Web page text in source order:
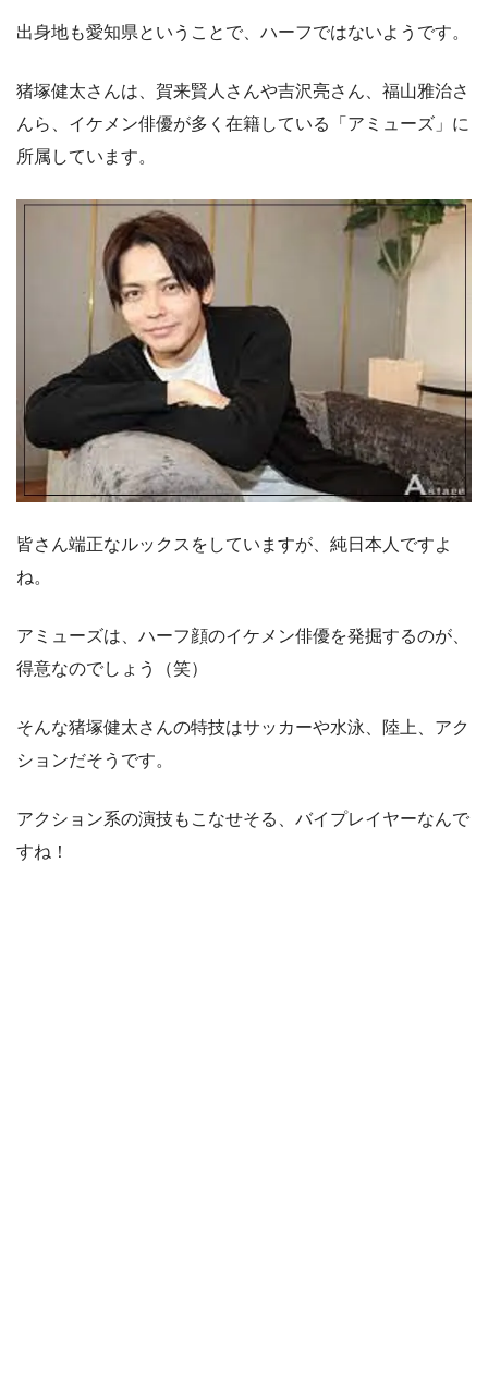
出身地も愛知県ということで、ハーフではないようです。
猪塚健太さんは、賀来賢人さんや吉沢亮さん、福山雅治さ
んら、イケメン俳優が多く在籍している「アミューズ」に
所属しています。
皆さん端正なルックスをしていますが、純日本人ですよ
ね。
アミューズは、ハーフ顔のイケメン俳優を発掘するのが、
得意なのでしょう（笑）
そんな猪塚健太さんの特技はサッカーや水泳、陸上、アク
ションだそうです。
アクション系の演技もこなせそる、バイプレイヤーなんで
すね！